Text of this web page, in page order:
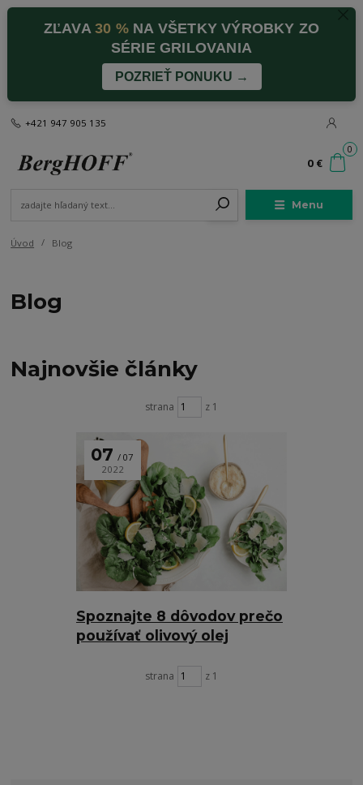
ZĽAVA30 %NA VŠETKY VÝROBKY ZO
SÉRIE GRILOVANIA
POZRIEŤ PONUKU →
Menu
+421 947 905 135
0
0 €
Úvod Blog
Blog
Najnovšie články
strana z 1
Spoznajte 8 dôvodov prečo
používať olivový olej
07
07
2022
strana z 1